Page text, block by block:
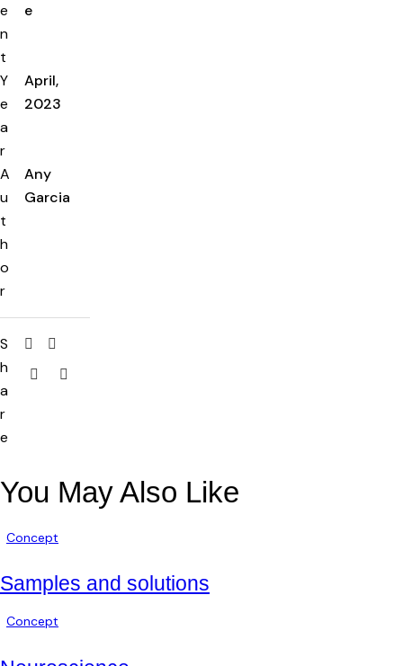
e
n
t
e
Y
e
a
r
April,
2023
A
u
t
h
o
r
Any
Garcia
S
h
a
r
e
You May Also Like
Concept
Samples and solutions
Concept